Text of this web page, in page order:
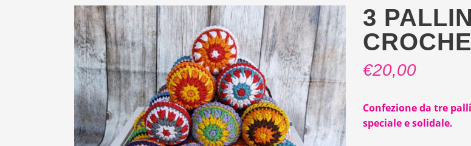
Lana&Gomitoli
Giornata della Lana
Gomitolorosa4ARTS
3
€20,00
Confezione da tre
speciale e solidale.